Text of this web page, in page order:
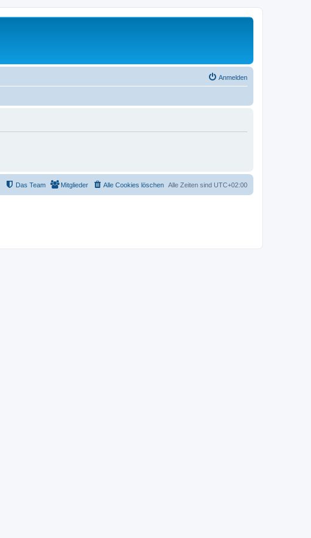
Anmelden
Alle Zeiten sind UTC+02:00
Alle Cookies löschen
Mitglieder
Das Team